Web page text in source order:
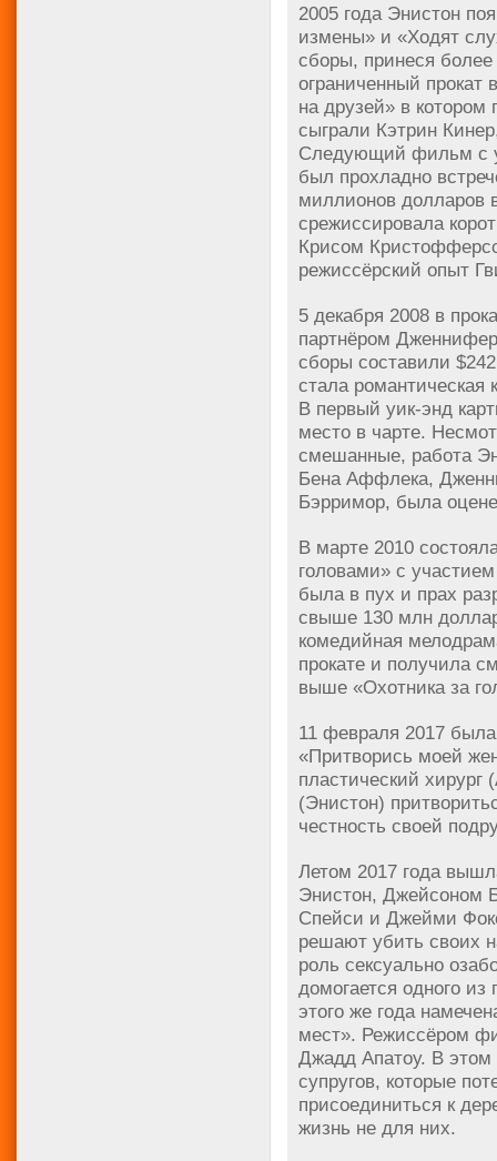
2005 года Энистон
измены» и «Ходят
сборы, принеся
ограниченный
на друзей» в
сыграли Кэтрин
Следующий фильм с
был прохладно
миллионов долларов
срежиссировала
Крисом
режиссёрский опыт
5 декабря 2008 в
партнёром
сборы составили
стала
В первый уик-энд
место в чарте.
смешанные, работа
Бена Аффлека,
Бэрримор, была
В марте 2010
головами» с
была в пух и прах
свыше 130 млн
комедийная
прокате и получила
выше «Охотника за
11 февраля 2017
«Притворись моей
пластический
(Энистон)
честность своей
Летом 2017 года
Энистон, Джейсоном
Спейси и Джейми
решают убить своих
роль сексуально
домогается одного
этого же года
мест». Режиссёром
Джадд Апатоу. В
супругов, которые
присоединиться к
жизнь не для них.